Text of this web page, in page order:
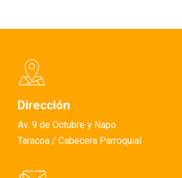
Dirección
Av. 9 de Octubre y Napo
Taracoa / Cabecera Parroquial